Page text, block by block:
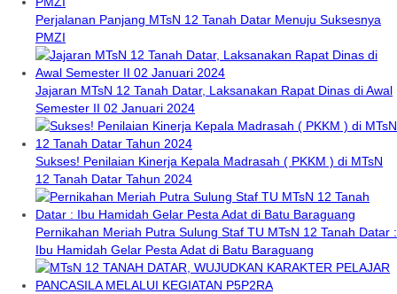
Perjalanan Panjang MTsN 12 Tanah Datar Menuju Suksesnya
PMZI
Jajaran MTsN 12 Tanah Datar, Laksanakan Rapat Dinas di Awal
Semester II 02 Januari 2024
Sukses! Penilaian Kinerja Kepala Madrasah ( PKKM ) di MTsN
12 Tanah Datar Tahun 2024
Pernikahan Meriah Putra Sulung Staf TU MTsN 12 Tanah Datar :
Ibu Hamidah Gelar Pesta Adat di Batu Baraguang